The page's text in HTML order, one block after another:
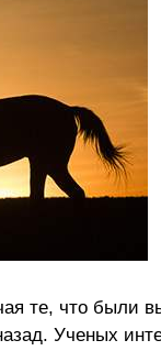
те, что были
Ученых